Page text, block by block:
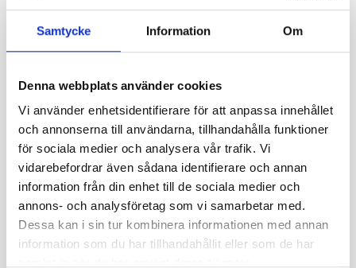
Samtycke Information Om
Denna webbplats använder cookies
Vi använder enhetsidentifierare för att anpassa innehållet
och annonserna till användarna, tillhandahålla funktioner
för sociala medier och analysera vår trafik. Vi
vidarebefordrar även sådana identifierare och annan
information från din enhet till de sociala medier och
annons- och analysföretag som vi samarbetar med.
Dessa kan i sin tur kombinera informationen med annan
information som du har tillhandahållit eller som de har
Fälgstorlek
4
Köp minst 4 däck, få
10% rabatt på däcken!
26%
Köp minst 4 däck, få
10% rabatt på däcken!
25